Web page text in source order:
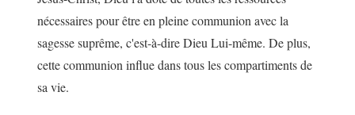
nécessaires pour être en pleine communion avec la
sagesse suprême, c'est-à-dire Dieu Lui-même. De plus,
cette communion influe dans tous les compartiments de
sa vie.